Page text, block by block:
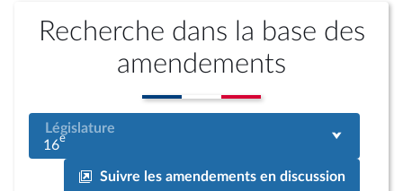
Recherche dans la base des
amendements
Législature
16e
Suivre les amendements en discussion